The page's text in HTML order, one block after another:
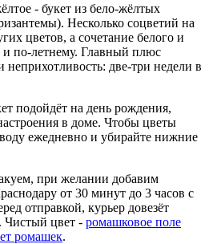
- букет из бело-жёлтых
Несколько соцветий на
цветов, а сочетание белого и
и по-летнему. Главный плюс
неприхотливость: две-три недели в
подойдёт на день рождения,
в доме. Чтобы цветы
ежедневно и убирайте нижние
при желании добавим
от 30 минут до 3 часов с
отправкой, курьер довезёт
Чистый цвет - ромашковое поле
ромашек.